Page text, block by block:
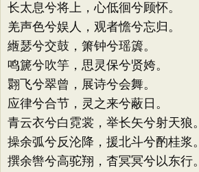
长太息兮将上，心低徊兮顾怀。
羌声色兮娱人，观者憺兮忘归。
緪瑟兮交鼓，箫钟兮瑶簴。
鸣篪兮吹竽，思灵保兮贤姱。
翾飞兮翠曾，展诗兮会舞。
应律兮合节，灵之来兮蔽日。
青云衣兮白霓裳，举长矢兮射天狼。
操余弧兮反沦降，援北斗兮酌桂浆。
撰余辔兮高驼翔，杳冥冥兮以东行。